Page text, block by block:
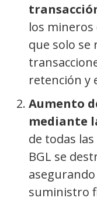
los
que solo se
retención y
Aumento
mediante
de todas
BGL se
suministro